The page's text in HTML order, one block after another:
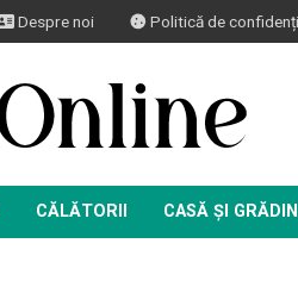
Despre noi Politică de
CĂLĂTORII CASĂ ȘI